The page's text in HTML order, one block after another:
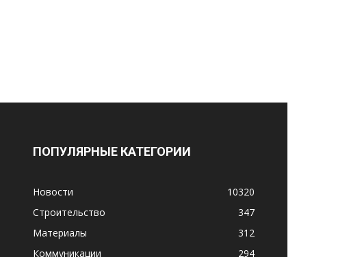
ПОПУЛЯРНЫЕ КАТЕГОРИИ
Новости
10320
Строительство
347
Материалы
312
Коммуникации
294